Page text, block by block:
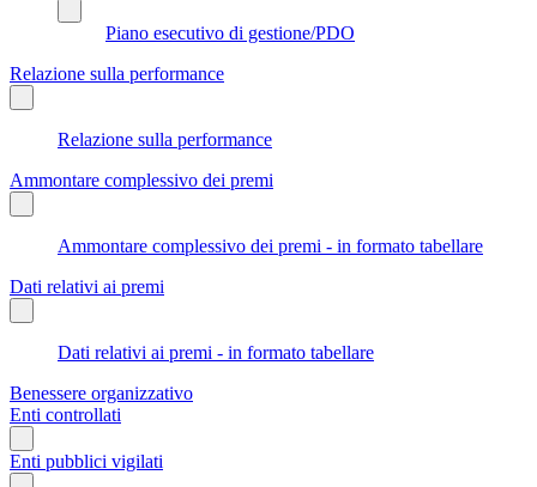
Piano esecutivo di gestione/PDO
Relazione sulla performance
Relazione sulla performance
Ammontare complessivo dei premi
Ammontare complessivo dei premi - in formato tabellare
Dati relativi ai premi
Dati relativi ai premi - in formato tabellare
Benessere organizzativo
Enti controllati
Enti pubblici vigilati